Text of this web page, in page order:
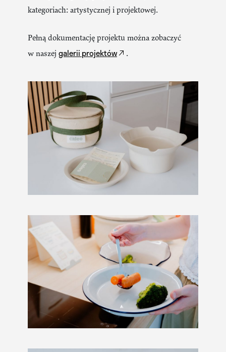
kategoriach: artystycznej i projektowej.
Pełną dokumentację projektu można zobaczyć
w naszej galerii projektów .